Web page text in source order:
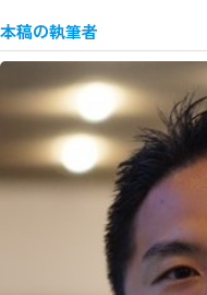
本稿の執筆者